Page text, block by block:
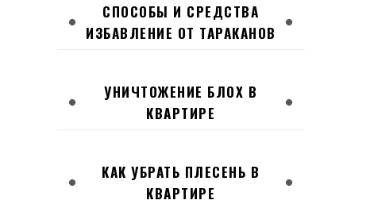
СПОСОБЫ И СРЕДСТВА
ИЗБАВЛЕНИЕ ОТ ТАРАКАНОВ
УНИЧТОЖЕНИЕ БЛОХ В
КВАРТИРЕ
КАК УБРАТЬ ПЛЕСЕНЬ В
КВАРТИРЕ